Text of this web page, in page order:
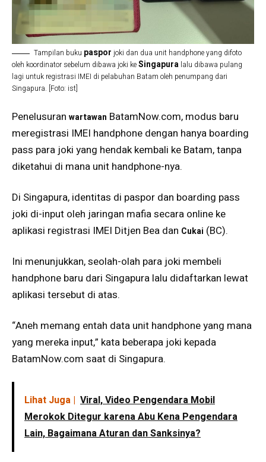
Tampilan buku paspor joki dan dua unit handphone yang difoto
oleh koordinator sebelum dibawa joki keSingapura lalu dibawa pulang
lagi untuk registrasi IMEI di pelabuhan Batam oleh penumpang dari
Singapura. [Foto: ist]
Penelusuran wartawan BatamNow.com, modus baru
meregistrasi IMEI handphone dengan hanya boarding
pass para joki yang hendak kembali ke Batam, tanpa
diketahui di mana unit handphone-nya.
Di Singapura, identitas di paspor dan boarding pass
joki di-input oleh jaringan mafia secara online ke
aplikasi registrasi IMEI Ditjen Bea dan Cukai (BC).
Ini menunjukkan, seolah-olah para joki membeli
handphone baru dari Singapura lalu didaftarkan lewat
aplikasi tersebut di atas.
“Aneh memang entah data unit handphone yang mana
yang mereka input,” kata beberapa joki kepada
BatamNow.com saat di Singapura.
Lihat Juga | Viral, Video Pengendara Mobil
Merokok Ditegur karena Abu Kena Pengendara
Lain, Bagaimana Aturan dan Sanksinya?